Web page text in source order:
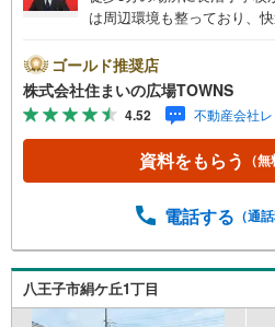
は周辺環境も整っており、
過ごすことができる第一種
高くおすすめです。土地面
います。環境の良いエリア
00～21:00】人気物件は特に
お早めにお電話下さい。「
よりご予約頂くとご見学が
ンのシミュレーション■住
ご紹介させて頂きます！ /
能ですのでお気軽にお問い
ますので、お車でのお越しも
ゴールド推奨店
株式会社住まいの広場TOWNS
4.52 不動産会社
資料をもらう （無
電話する （通
八王子市絹ケ丘1丁目